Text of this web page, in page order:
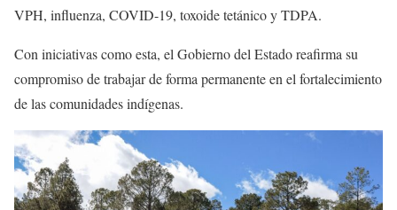
VPH, influenza, COVID-19, toxoide tetánico y TDPA.
Con iniciativas como esta, el Gobierno del Estado reafirma su
compromiso de trabajar de forma permanente en el fortalecimiento
de las comunidades indígenas.